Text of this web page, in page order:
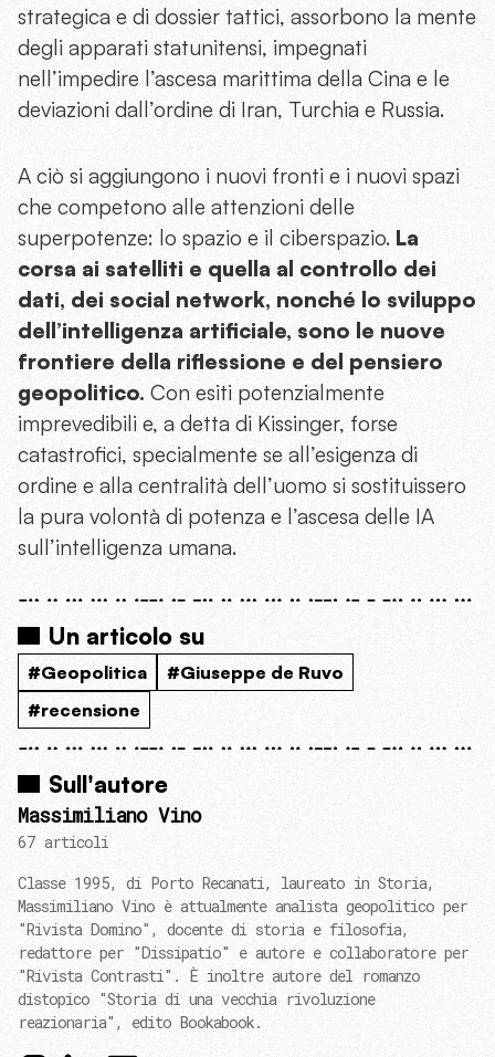
strategica e di dossier tattici, assorbono la mente
degli apparati statunitensi, impegnati
nell’impedire l’ascesa marittima della Cina e le
deviazioni dall’ordine di Iran, Turchia e Russia.
A ciò si aggiungono i nuovi fronti e i nuovi spazi
che competono alle attenzioni delle
superpotenze: lo spazio e il ciberspazio. La
corsa ai satelliti e quella al controllo dei
dati, dei social network, nonché lo sviluppo
dell’intelligenza artificiale, sono le nuove
frontiere della riflessione e del pensiero
geopolitico. Con esiti potenzialmente
imprevedibili e, a detta di Kissinger, forse
catastrofici, specialmente se all’esigenza di
ordine e alla centralità dell’uomo si sostituissero
la pura volontà di potenza e l’ascesa delle IA
sull’intelligenza umana.
Un articolo su
#Geopolitica
#Giuseppe de Ruvo
#recensione
Sull'autore
Massimiliano Vino
67 articoli
Classe 1995, di Porto Recanati, laureato in Storia,
Massimiliano Vino è attualmente analista geopolitico per
"Rivista Domino", docente di storia e filosofia,
redattore per "Dissipatio" e autore e collaboratore per
"Rivista Contrasti". È inoltre autore del romanzo
distopico "Storia di una vecchia rivoluzione
reazionaria", edito Bookabook.